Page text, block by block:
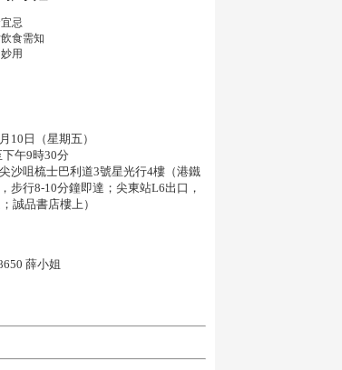
忌
食需知
用
10日（星期五）
午9時30分
沙咀梳士巴利道3號星光行4樓（港鐵
步行8-10分鐘即達；尖東站L6出口，
誠品書店樓上）
薛小姐